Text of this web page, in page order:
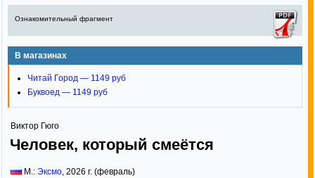
Ознакомительный фрагмент
В магазинах
Читай Город — 1149 руб
Буквоед — 1149 руб
Виктор Гюго
Человек, который смеётся
М.: Эксмо, 2026 г. (февраль)